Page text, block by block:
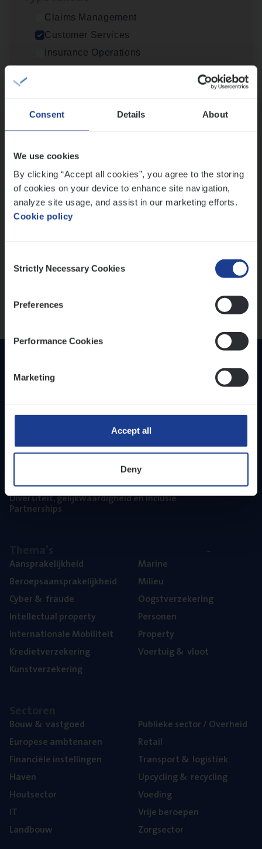
Consent Details About
We use cookies
By clicking “Accept all cookies”, you agree to the storing
of cookies on your device to enhance site navigation,
analyze site usage, and assist in our marketing efforts.
Cookie policy
Selection
Strictly Necessary Cookies
Preferences
Performance Cookies
Marketing
Accept all
Deny
Claims Management
Customer Services
Insurance Operations
Provincie Antwerpen
Provincie Limburg
Provincie Oost-Vlaanderen
Cus­to­mer Care Expert
Hospitalisatieverzekeringen
Customer Services
Antwerpen
Busi­ness Mana­ger Mari­ne Cargo
People Management, Sales Management
Antwerpen
Lees onze verhalen
Mathias houdt van diepgaande dossiers én droge
Thalia zoekt graag oplossingen, in games én op het
werk
Inzich­ten
Onze vaca­tu­res
Diver­si­teit, gelijk­waar­dig­heid en inclusie
Part­ner­ships
Aan­spra­ke­lijk­heid
Beroeps­aan­spra­ke­lijk­heid
Cyber& fraude
Intel­lec­tu­al property
Inter­na­ti­o­na­le Mobiliteit
Kre­diet­ver­ze­ke­ring
Kunst­ver­ze­ke­ring
Mari­ne
Mili­eu
Oogst­ver­ze­ke­ring
Per­so­nen
Pro­per­ty
Voer­tuig& vloot
Bouw& vastgoed
Euro­pe­se ambtenaren
Finan­ci­ë­le instellingen
Haven
Hout­sec­tor
IT
Land­bouw
Publie­ke sec­tor / Overheid
Retail
Trans­port& logistiek
Upcy­cling& recycling
Voe­ding
Vrije beroe­pen
Zorg­sec­tor